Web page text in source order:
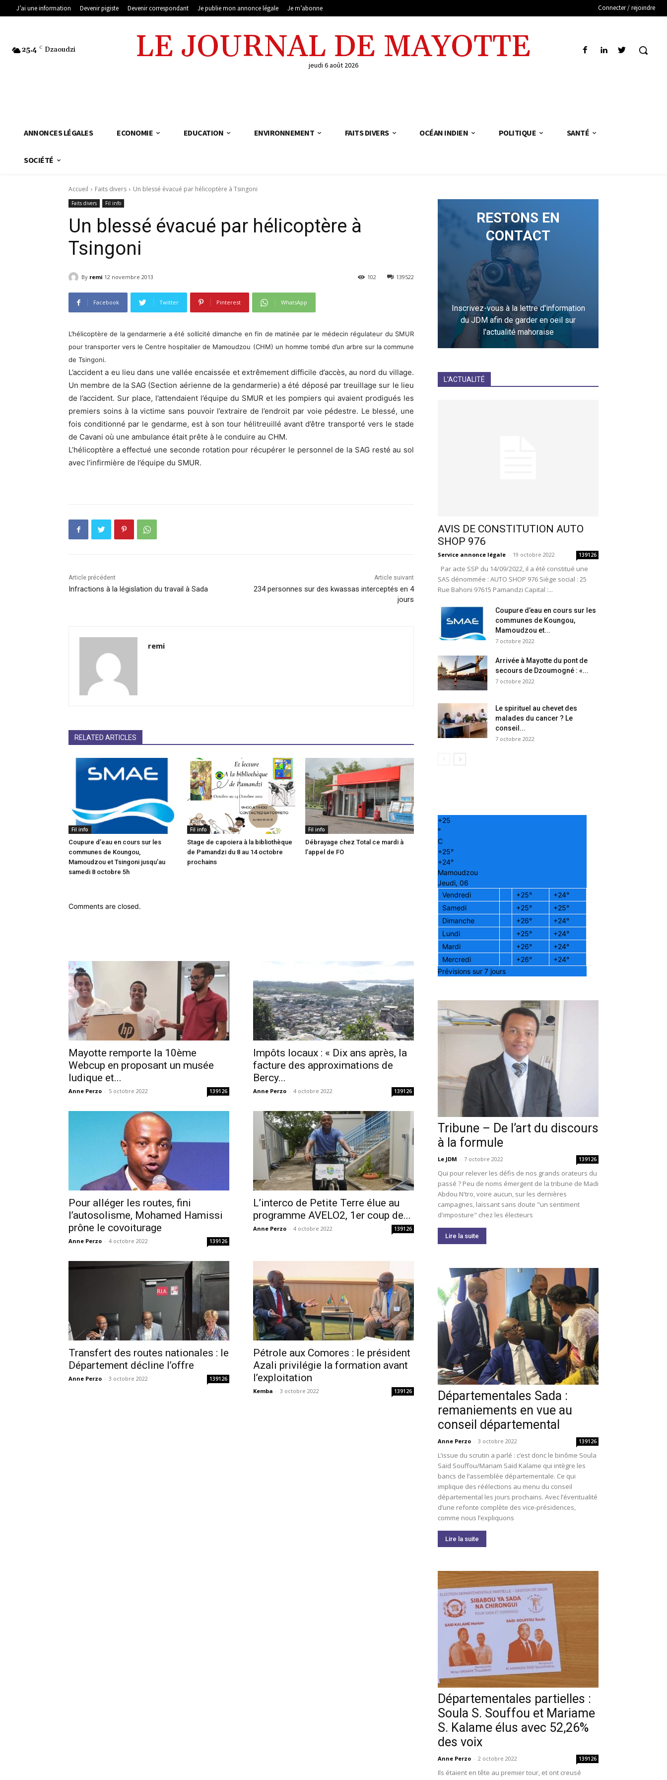
J’ai une information Devenir pigiste Devenir correspondant Je publie mon annonce légale Je m’abonne Connecter / rejoindre
25.4 C Dzaoudzi LE JOURNAL DE MAYOTTE
jeudi 6 août 2026
ANNONCES LÉGALES ECONOMIE EDUCATION ENVIRONNEMENT FAITS DIVERS OCÉAN INDIEN POLITIQUE SANTÉ
SOCIÉTÉ
Accueil Faits divers Un blessé évacué par hélicoptère à Tsingoni
Faits divers Fil info
Un blessé évacué par hélicoptère à
Tsingoni
By remi 12 novembre 2013 139522
102
Facebook Twitter Pinterest WhatsApp
L’hélicoptère de la gendarmerie a été sollicité dimanche en fin de matinée par le médecin régulateur du SMUR
pour transporter vers le Centre hospitalier de Mamoudzou (CHM) un homme tombé d’un arbre sur la commune
de Tsingoni.
L’accident a eu lieu dans une vallée encaissée et extrêmement difficile d’accès, au nord du village.
Un membre de la SAG (Section aérienne de la gendarmerie) a été déposé par treuillage sur le lieu
de l’accident. Sur place, l’attendaient l’équipe du SMUR et les pompiers qui avaient prodigués les
premiers soins à la victime sans pouvoir l’extraire de l’endroit par voie pédestre. Le blessé, une
fois conditionné par le gendarme, est à son tour hélitreuillé avant d’être transporté vers le stade
de Cavani où une ambulance était prête à le conduire au CHM.
L’hélicoptère a effectué une seconde rotation pour récupérer le personnel de la SAG resté au sol
avec l’infirmière de l’équipe du SMUR.
Article précédent
Infractions à la législation du travail à Sada
Article suivant
234 personnes sur des kwassas interceptés en 4
jours
remi
RELATED ARTICLES
Fil info
Coupure d’eau en cours sur les
communes de Koungou,
Mamoudzou et Tsingoni jusqu’au
samedi 8 octobre 5h
Fil info
Stage de capoiera à la bibliothèque
de Pamandzi du 8 au 14 octobre
prochains
Fil info
Débrayage chez Total ce mardi à
l’appel de FO
Comments are closed.
Mayotte remporte la 10ème
Webcup en proposant un musée
ludique et...
Anne Perzo - 5 octobre 2022 139126
Impôts locaux : « Dix ans après, la
facture des approximations de
Bercy...
Anne Perzo - 4 octobre 2022 139126
Pour alléger les routes, fini
l’autosolisme, Mohamed Hamissi
prône le covoiturage
Anne Perzo - 4 octobre 2022 139126
L’interco de Petite Terre élue au
programme AVELO2, 1er coup de...
Anne Perzo - 4 octobre 2022 139126
Transfert des routes nationales : le
Département décline l’offre
Anne Perzo - 3 octobre 2022 139126
Pétrole aux Comores : le président
Azali privilégie la formation avant
l’exploitation
Kemba - 3 octobre 2022 139126
RESTONS EN
CONTACT
Inscrivez-vous à la lettre d'information
du JDM afin de garder en oeil sur
l'actualité mahoraise
L'ACTUALITÉ
AVIS DE CONSTITUTION AUTO
SHOP 976
Service annonce légale - 19 octobre 2022 139126
Par acte SSP du 14/09/2022, il a été constitué une
SAS dénommée : AUTO SHOP 976 Siège social : 25
Rue Bahoni 97615 Pamandzi Capital :...
Coupure d’eau en cours sur les
communes de Koungou,
Mamoudzou et...
7 octobre 2022
Arrivée à Mayotte du pont de
secours de Dzoumogné : «...
7 octobre 2022
Le spirituel au chevet des
malades du cancer ? Le
conseil...
7 octobre 2022
+25
°
C
+25°
+24°
Mamoudzou
Jeudi, 06
Vendredi
+25° +24°
Samedi
+25° +25°
Dimanche
+26° +24°
Lundi
+25° +24°
Mardi
+26° +24°
Mercredi
+26° +24°
Prévisions sur 7 jours
Tribune – De l’art du discours
à la formule
Le JDM - 7 octobre 2022 139126
Qui pour relever les défis de nos grands orateurs du
passé ? Peu de noms émergent de la tribune de Madi
Abdou N'tro, voire aucun, sur les dernières
campagnes, laissant sans doute "un sentiment
d'imposture" chez les électeurs
Lire la suite
Départementales Sada :
remaniements en vue au
conseil départemental
Anne Perzo - 3 octobre 2022 139126
L’issue du scrutin a parlé : c’est donc le binôme Soula
Saïd Souffou/Mariam Saïd Kalame qui intègre les
bancs de l’assemblée départementale. Ce qui
implique des réélections au menu du conseil
départemental les jours prochains. Avec l’éventualité
d’une refonte complète des vice-présidences,
comme nous l’expliquons
Lire la suite
Départementales partielles :
Soula S. Souffou et Mariame
S. Kalame élus avec 52,26%
des voix
Anne Perzo - 2 octobre 2022 139126
Ils étaient en tête au premier tour, et ont creusé